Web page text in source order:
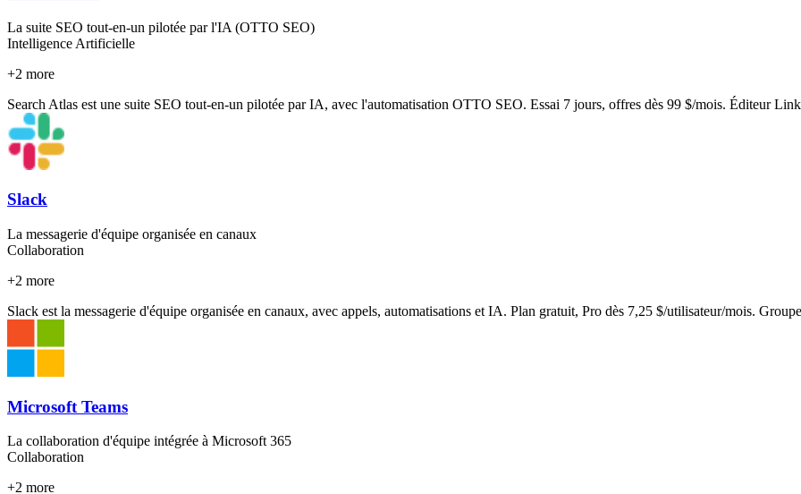
La suite SEO tout-en-un pilotée par l'IA (OTTO SEO)
Intelligence Artificielle
+2 more
Search Atlas est une suite SEO tout-en-un pilotée par IA, avec l'automatisation OTTO SEO. Essai 7 jours, offres dès 99 $/mois. Éditeur
Slack
La messagerie d'équipe organisée en canaux
Collaboration
+2 more
Slack est la messagerie d'équipe organisée en canaux, avec appels, automatisations et IA. Plan gratuit, Pro dès 7,25 $/utilisateur/mois.
Microsoft Teams
La collaboration d'équipe intégrée à Microsoft 365
Collaboration
+2 more